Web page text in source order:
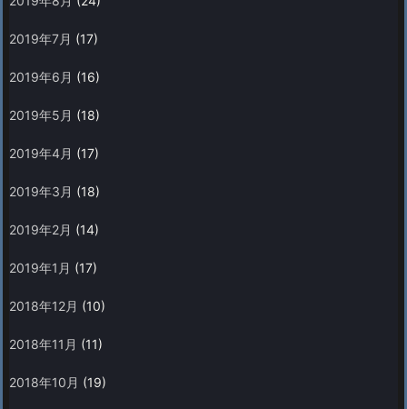
2019年7月 (17)
2019年6月 (16)
2019年5月 (18)
2019年4月 (17)
2019年3月 (18)
2019年2月 (14)
2019年1月 (17)
2018年12月 (10)
2018年11月 (11)
2018年10月 (19)